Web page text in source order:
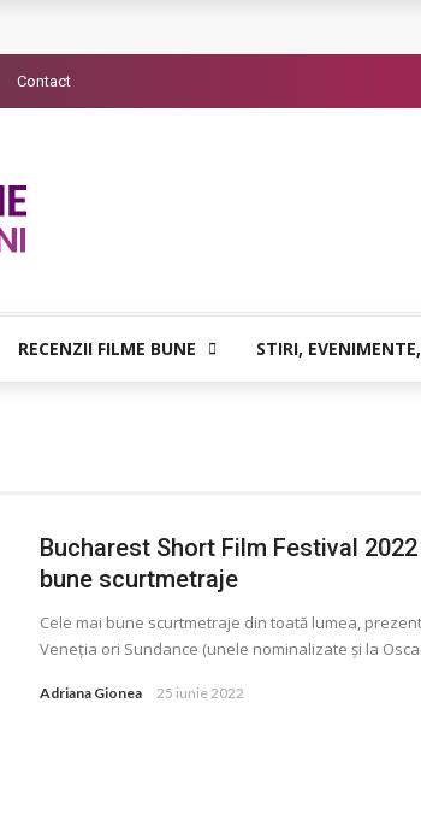
– Generatia care poate vindeca
minor – Dor de Kafka
Contact
RECENZII FILME BUNE STIRI,
Bucharest Short Film Festival
bune scurtmetraje
Cele mai bune scurtmetraje din toată lumea,
Veneţia ori Sundance (unele nominalizate și la
Adriana Gionea 25 iunie 2022